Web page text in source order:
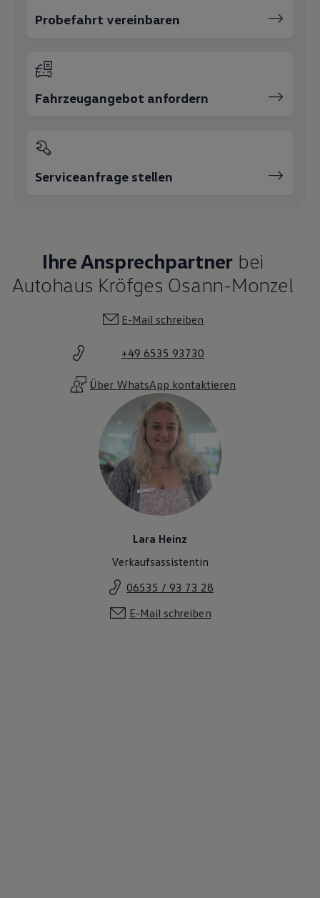
Probefahrt vereinbaren
Fahrzeugangebot anfordern
Serviceanfrage stellen
Ihre Ansprechpartner bei
Autohaus Kröfges Osann-Monzel
E-Mail schreiben
+49 6535 93730
Über WhatsApp kontaktieren
Lara Heinz
Verkaufsassistentin
06535 / 93 73 28
E-Mail schreiben